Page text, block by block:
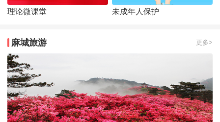
理论微课堂 未成年人保护
麻城旅游 更多>